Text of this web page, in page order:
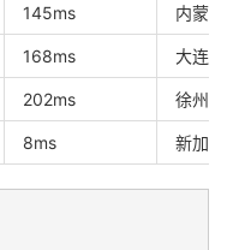
145ms 内蒙
168ms 大连
202ms 徐州
8ms 新加坡